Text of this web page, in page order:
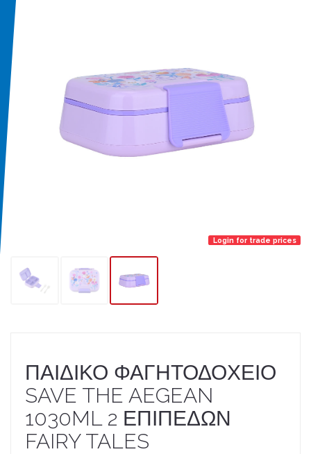
Login for trade prices
ΠΑΙΔΙΚΟ ΦΑΓΗΤΟΔΟΧΕΙΟ
SAVE THE AEGEAN
1030ML 2 ΕΠΙΠΕΔΩΝ
FAIRY TALES